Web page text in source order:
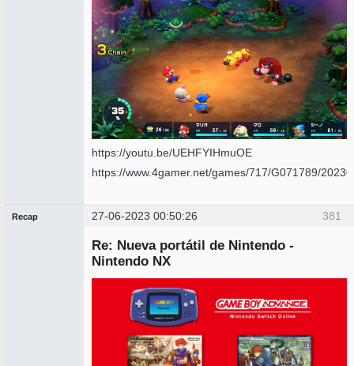
https://youtu.be/UEHFYIHmuOE
https://www.4gamer.net/games/717/G071789/
381
Recap 27-06-2023 00:50:26
Re: Nueva portátil de Nintendo -
Nintendo NX